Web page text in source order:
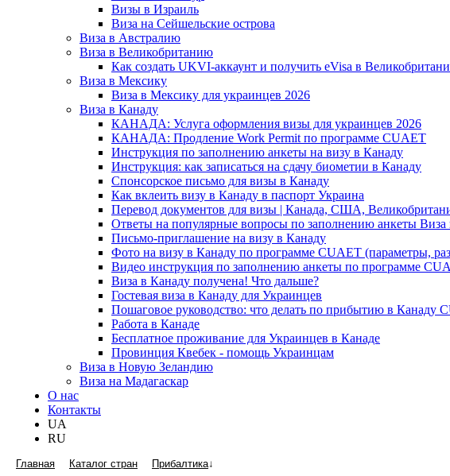
Визы в Израиль
Виза на Сейшельские острова
Виза в Австралию
Виза в Великобританию
Как создать UKVI-аккаунт и получить eVisa в
Виза в Мексику
Виза в Мексику для украинцев 2026
Виза в Канаду
КАНАДА: Услуга оформления визы для украинцев 2026
КАНАДА: Продление Work Permit по программе CUAET
Инструкция по заполнению анкеты на визу в Канаду
Инструкция: как записаться на сдачу биометии в Канаду
Спонсорское письмо для визы в Канаду
Как вклеить визу в Канаду в паспорт Украина
Перевод документов для визы | Канада, США,
Ответы на популярные вопросы по заполнению анкеты Виза
Письмо-приглашение на визу в Канаду
Фото на визу в Канаду по программе CUAET (параметры,
Видео инструкция по заполнению анкеты по программе
Виза в Канаду получена! Что дальше?
Гостевая виза в Канаду для Украинцев
Пошаговое руководство: что делать по прибытию в Канаду
Работа в Канаде
Бесплатное проживание для Украинцев в Канаде
Провинция Квебек - помощь Украинцам
Виза в Новую Зеландию
Виза на Мадагаскар
О нас
Контакты
UA
RU
Главная Каталог стран Прибалтика↓